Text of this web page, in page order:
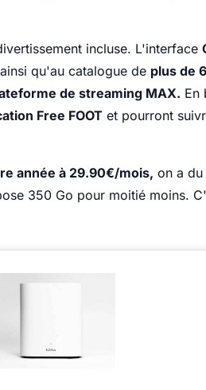
incluse. L'interface
ainsi qu'au catalogue de plus de
de streaming MAX. En
Free FOOT et pourront
année à 29.90€/mois, on a
350 Go pour moitié moins.